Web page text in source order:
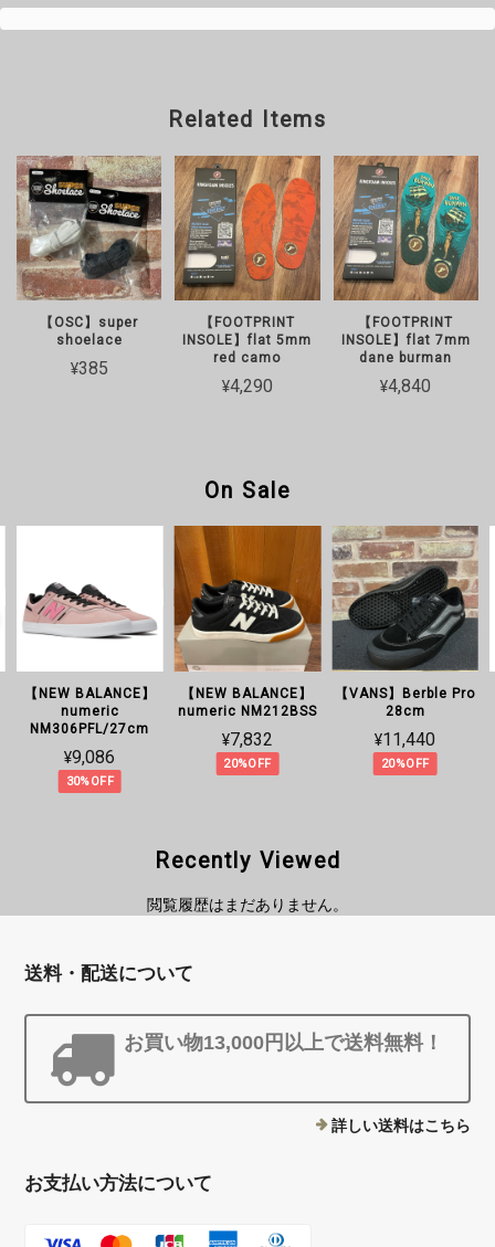
Related Items
【OSC】super
shoelace
¥385
【FOOTPRINT
INSOLE】flat 5mm
red camo
¥4,290
【FOOTPRINT
INSOLE】flat 7mm
dane burman
¥4,840
On Sale
【NEW BALANCE】
numeric YS306UGC
¥7,821
10%OFF
【NEW BALANCE】
numeric
NM306PFL/27cm
¥9,086
【NEW BALANCE】
numeric NM212BSS
¥7,832
20%OFF
Recently Viewed
閲覧履歴はまだありません。
送料・配送について
お買い物13,000円以上で送料無料！
詳しい送料はこちら
お支払い方法について